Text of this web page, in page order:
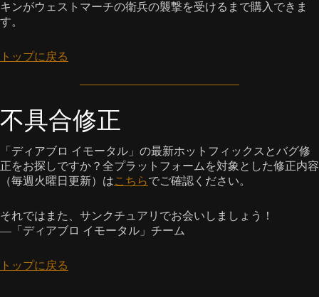
キンがウェストマーチの衛兵の襲撃を受けるまで購入できま
す。
トップに戻る
不具合修正
「ディアブロ イモータル」の最新ホットフィックスとバグ修
正をお探しですか？全プラットフォームを対象とした修正内容
（毎週火曜日更新）はこちらでご確認ください。
それではまた、サンクチュアリでお会いしましょう！
—「ディアブロ イモータル」チーム
トップに戻る